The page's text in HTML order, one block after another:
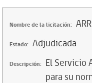
Nombre de la licitación:
Estado: Adjudicada
Descripción: El Servicio
para su